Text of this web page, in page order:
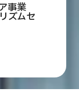
事業
ズムセ